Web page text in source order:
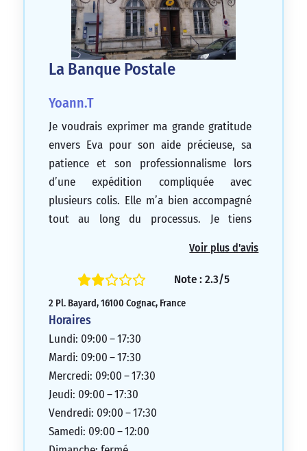
La Banque Postale
Yoann.T
Je voudrais exprimer ma grande gratitude
envers Eva pour son aide précieuse, sa
patience et son professionnalisme lors
d’une expédition compliquée avec
plusieurs colis. Elle m’a bien accompagné
tout au long du processus. Je tiens
sommes toujours bien accueillis dans cette
agence de La Poste.
Voir plus d'avis
Note : 2.3/5
2 Pl. Bayard, 16100 Cognac, France
Horaires
Lundi: 09:00 – 17:30
Mardi: 09:00 – 17:30
Mercredi: 09:00 – 17:30
Jeudi: 09:00 – 17:30
Vendredi: 09:00 – 17:30
Samedi: 09:00 – 12:00